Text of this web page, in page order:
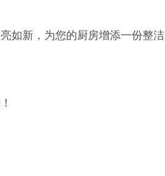
如新，为您的厨房增添一份整洁